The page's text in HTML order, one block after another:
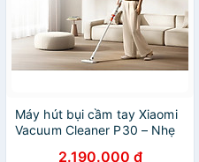
Máy hút bụi cầm tay Xiaomi
Vacuum Cleaner P30 – Nhẹ
2.190.000 đ